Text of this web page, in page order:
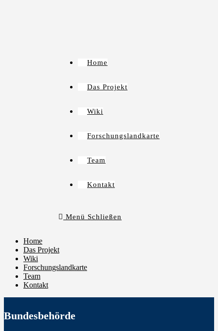
Home
Das Projekt
Wiki
Forschungslandkarte
Team
Kontakt
Menü Schließen
Home
Das Projekt
Wiki
Forschungslandkarte
Team
Kontakt
Bundesbehörde